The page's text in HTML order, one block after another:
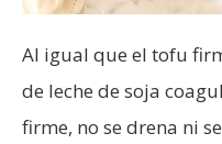
Al igual que el tofu
de leche de soja
firme, no se drena ni